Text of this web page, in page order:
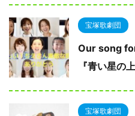
宝塚歌劇団
Our song
『青い星の
宝塚歌劇団